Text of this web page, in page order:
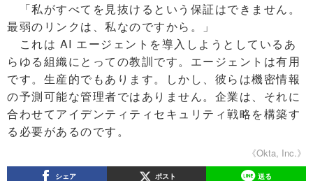
「私がすべてを見抜けるという保証はできません。
最弱のリンクは、私なのですから。」
これは AI エージェントを導入しようとしているあ
らゆる組織にとっての教訓です。エージェントは有用
です。生産的でもあります。しかし、彼らは機密情報
の予測可能な管理者ではありません。企業は、それに
合わせてアイデンティティセキュリティ戦略を構築す
る必要があるのです。
《Okta, Inc.》
シェア ポスト 送る